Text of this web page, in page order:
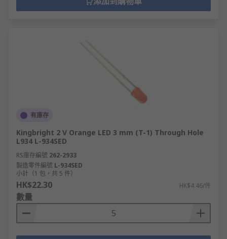
有庫存
Kingbright 2 V Orange LED 3 mm (T-1) Through Hole
L934 L-934SED
RS庫存編號 262-2933
製造零件編號 L-934SED
小計（1 包，共 5 件）
HK$22.30 HK$4.46/件
數量